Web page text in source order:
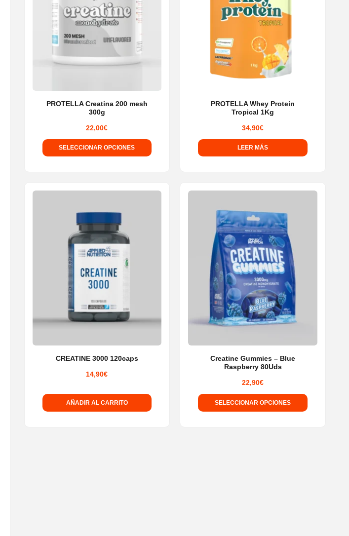
PROTELLA Creatina 200 mesh
300g
22,00€
SELECCIONAR OPCIONES
tiene
Las
opciones
se
pueden
elegir
en
la
producto
PROTELLA Whey Protein
Tropical 1Kg
34,90€
LEER MÁS
CREATINE 3000 120caps
14,90€
AÑADIR AL CARRITO
Creatine Gummies – Blue
Raspberry 80Uds
22,90€
SELECCIONAR OPCIONES